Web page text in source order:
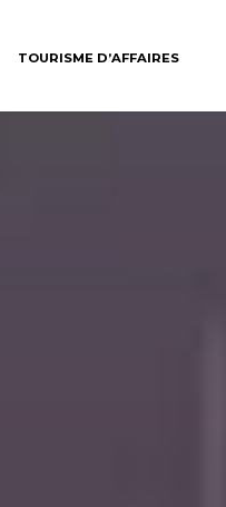
TOURISME D’AFFAIRES